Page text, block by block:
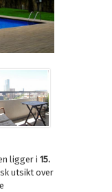
ligger i 15.
utsikt over